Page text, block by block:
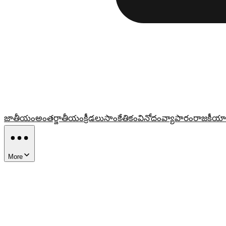
జాతీయంఅంతర్జాతీయంక్రీడలుసాంకేతికంవినోదంవ్యాపారం
More